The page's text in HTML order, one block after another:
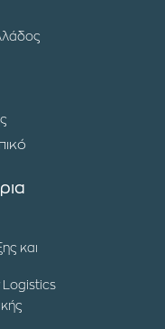
και
Logistics